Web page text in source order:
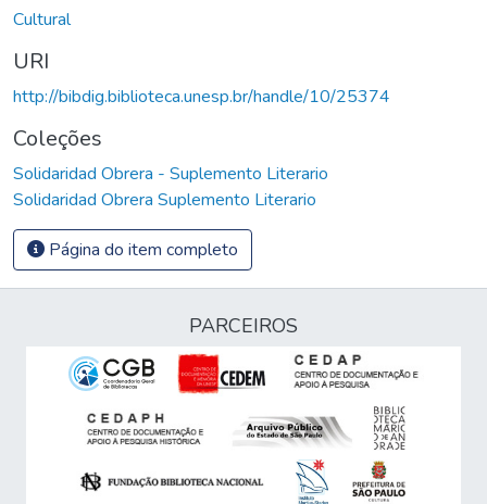
Cultural
URI
http://bibdig.biblioteca.unesp.br/handle/10/25374
Coleções
Solidaridad Obrera - Suplemento Literario
Solidaridad Obrera Suplemento Literario
Página do item completo
PARCEIROS